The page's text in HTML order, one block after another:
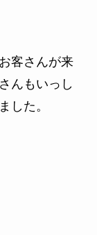
客さんが来
んもいっし
した。